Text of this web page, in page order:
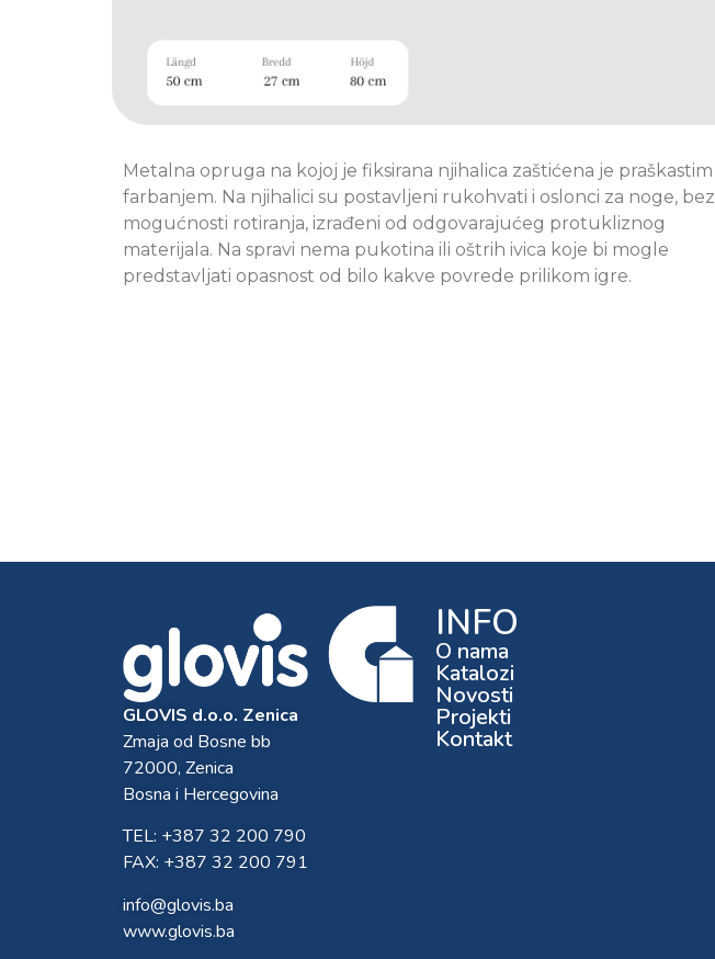
Metalna opruga na kojoj je fiksirana njihalica zaštićena je praškastim
farbanjem. Na njihalici su postavljeni rukohvati i oslonci za noge, bez
mogućnosti rotiranja, izrađeni od odgovarajućeg protukliznog
materijala. Na spravi nema pukotina ili oštrih ivica koje bi mogle
predstavljati opasnost od bilo kakve povrede prilikom igre.
GLOVIS d.o.o. Zenica
Zmaja od Bosne bb
72000, Zenica
Bosna i Hercegovina
TEL: +387 32 200 790
FAX: +387 32 200 791
info@glovis.ba
www.glovis.ba
INFO
O nama
Katalozi
Novosti
Projekti
Kontakt